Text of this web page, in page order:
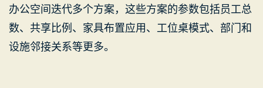
办公空间迭代多个方案，这些方案的参数包括员工总
数、共享比例、家具布置应用、工位桌模式、部门和
设施邻接关系等更多。